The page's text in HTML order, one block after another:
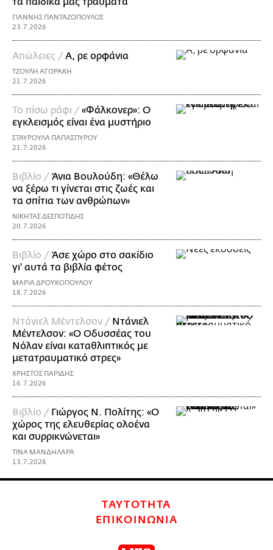
ΓΙΑΝΝΗΣ ΠΑΝΤΑΖΟΠΟΥΛΟΣ
23.7.2026
Απώλειες /Α, ρε ορφάνια
ΤΖΟΥΛΗ ΑΓΟΡΑΚΗ
21.7.2026
Το πίσω ράφι /«Φάλκονερ»: Ο
εγκλεισμός είναι ένα μυστήριο
ΣΤΑΥΡΟΥΛΑ ΠΑΠΑΣΠΥΡΟΥ
21.7.2026
Βιβλίο / Άνια Βουλούδη: «Θέλω
να ξέρω τι γίνεται στις ζωές και
τα σπίτια των ανθρώπων»
ΝΙΚΗΤΑΣ ΔΕΣΠΟΤΙΔΗΣ
20.7.2026
Βιβλίο / Άσε χώρο στο σακίδιο
γι' αυτά τα βιβλία φέτος
ΜΑΡΙΑ ΔΡΟΥΚΟΠΟΥΛΟΥ
18.7.2026
Ντάνιελ Μέντελσον / Ντάνιελ
Μέντελσον: «Ο Οδυσσέας του
Νόλαν είναι καταθλιπτικός με
μετατραυματικό στρες»
ΧΡΗΣΤΟΣ ΠΑΡΙΔΗΣ
16.7.2026
Βιβλίο / Γιώργος Ν. Πολίτης: «Ο
χώρος της ελευθερίας ολοένα
και συρρικνώνεται»
ΤΙΝΑ ΜΑΝΔΗΛΑΡΑ
13.7.2026
ΤΑΥΤΟΤΗΤΑ
ΕΠΙΚΟΙΝΩΝΙΑ